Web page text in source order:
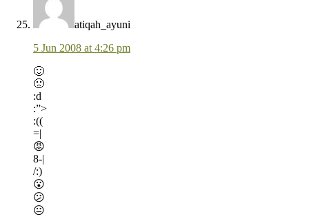
atiqah_ayuni
5 Jun 2008 at 4:26 pm
🙂
🙁
:d
:”>
:((
=|
😡
8-|
/:)
😮
😕
😐